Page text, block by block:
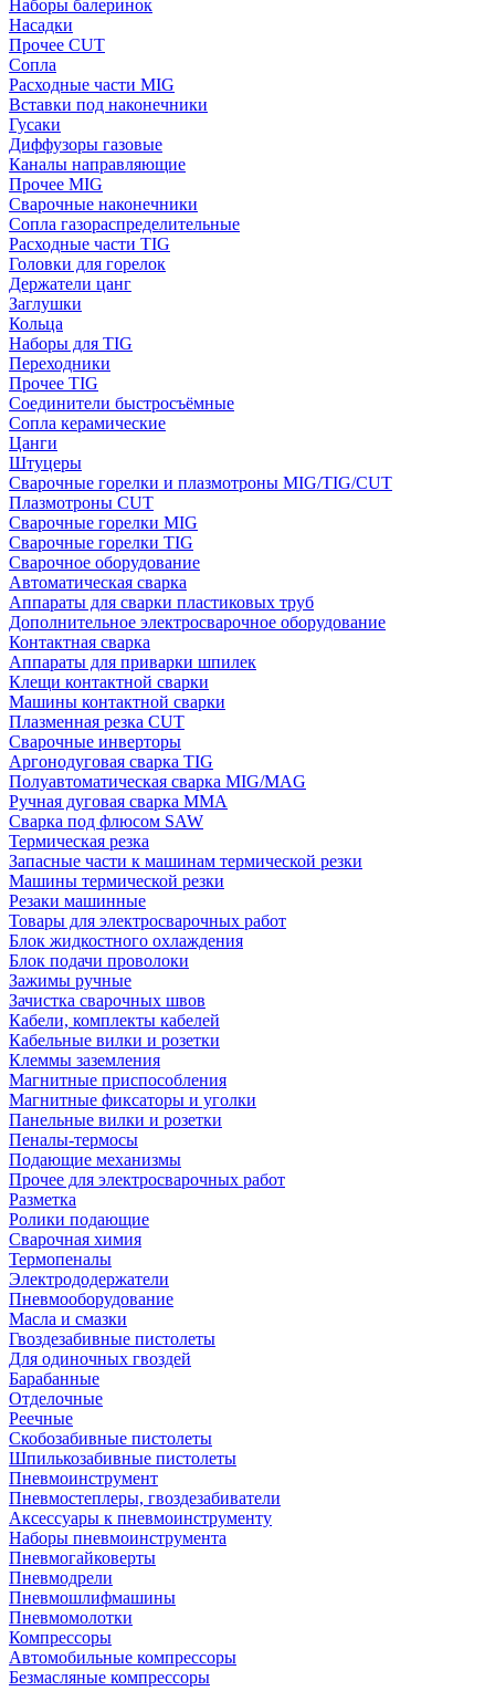
Наборы балеринок
Насадки
Прочее CUT
Сопла
Расходные части MIG
Вставки под наконечники
Гусаки
Диффузоры газовые
Каналы направляющие
Прочее MIG
Сварочные наконечники
Сопла газораспределительные
Расходные части TIG
Головки для горелок
Держатели цанг
Заглушки
Кольца
Наборы для TIG
Переходники
Прочее TIG
Соединители быстросъёмные
Сопла керамические
Цанги
Штуцеры
Сварочные горелки и плазмотроны MIG/TIG/CUT
Плазмотроны CUT
Сварочные горелки MIG
Сварочные горелки TIG
Сварочное оборудование
Автоматическая сварка
Аппараты для сварки пластиковых труб
Дополнительное электросварочное оборудование
Контактная сварка
Аппараты для приварки шпилек
Клещи контактной сварки
Машины контактной сварки
Плазменная резка CUT
Сварочные инверторы
Аргонодуговая сварка TIG
Полуавтоматическая сварка MIG/MAG
Ручная дуговая сварка MMA
Сварка под флюсом SAW
Термическая резка
Запасные части к машинам термической резки
Машины термической резки
Резаки машинные
Товары для электросварочных работ
Блок жидкостного охлаждения
Блок подачи проволоки
Зажимы ручные
Зачистка сварочных швов
Кабели, комплекты кабелей
Кабельные вилки и розетки
Клеммы заземления
Магнитные приспособления
Магнитные фиксаторы и уголки
Панельные вилки и розетки
Пеналы-термосы
Подающие механизмы
Прочее для электросварочных работ
Разметка
Ролики подающие
Сварочная химия
Термопеналы
Электрододержатели
Пневмооборудование
Масла и смазки
Гвоздезабивные пистолеты
Для одиночных гвоздей
Барабанные
Отделочные
Реечные
Скобозабивные пистолеты
Шпилькозабивные пистолеты
Пневмоинструмент
Пневмостеплеры, гвоздезабиватели
Аксессуары к пневмоинструменту
Наборы пневмоинструмента
Пневмогайковерты
Пневмодрели
Пневмошлифмашины
Пневмомолотки
Компрессоры
Автомобильные компрессоры
Безмасляные компрессоры